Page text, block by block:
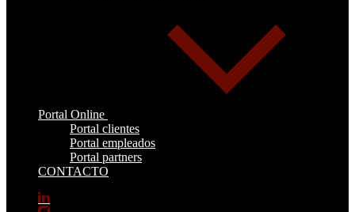
Portal Online
Portal clientes
Portal empleados
Portal partners
CONTACTO